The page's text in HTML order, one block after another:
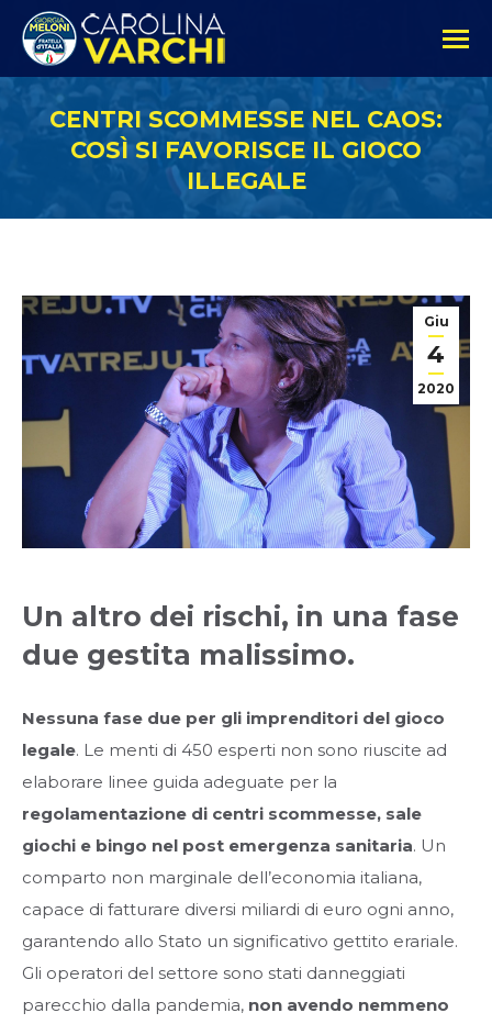
CENTRI SCOMMESSE NEL CAOS:
COSÌ SI FAVORISCE IL GIOCO
ILLEGALE
Giu
4
2020
Un altro dei rischi, in una fase
due gestita malissimo.
Nessuna fase due per gli imprenditori del gioco
legale. Le menti di 450 esperti non sono riuscite ad
elaborare linee guida adeguate per la
regolamentazione di centri scommesse, sale
giochi e bingo nel post emergenza sanitaria. Un
comparto non marginale dell’economia italiana,
capace di fatturare diversi miliardi di euro ogni anno,
garantendo allo Stato un significativo gettito erariale.
Gli operatori del settore sono stati danneggiati
parecchio dalla pandemia, non avendo nemmeno